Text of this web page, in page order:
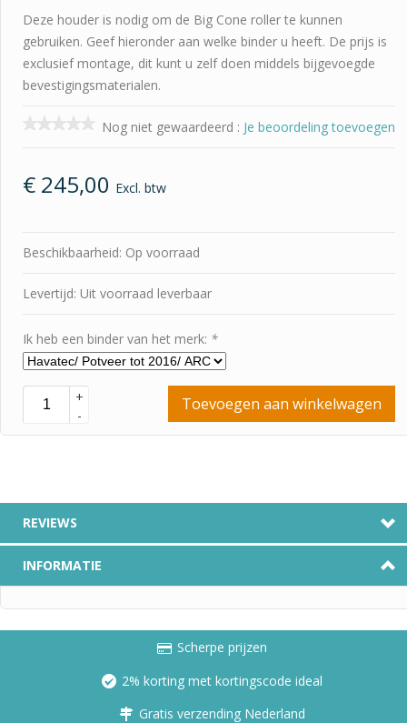
Deze houder is nodig om de Big Cone roller te kunnen
gebruiken. Geef hieronder aan welke binder u heeft. De prijs is
exclusief montage, dit kunt u zelf doen middels bijgevoegde
bevestigingsmaterialen.
Nog niet gewaardeerd : Je beoordeling toevoegen
€ 245,00 Excl. btw
Beschikbaarheid: Op voorraad
Levertijd: Uit voorraad leverbaar
Ik heb een binder van het merk: *
+
-
Toevoegen aan winkelwagen
REVIEWS
INFORMATIE
Scherpe prijzen
2% korting met kortingscode ideal
Gratis verzending Nederland